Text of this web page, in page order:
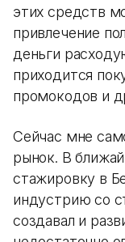
этих средств
привлечение
деньги
приходится
промокодов и
Сейчас мне
рынок. В
стажировку в
индустрию со
создавал и